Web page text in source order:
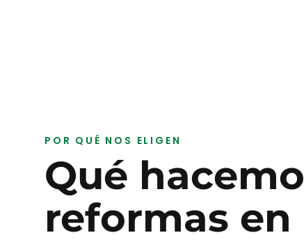
POR QUÉ NOS ELIGEN
Qué
reformas en